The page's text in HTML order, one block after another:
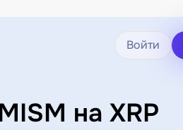
Войти
на XRP